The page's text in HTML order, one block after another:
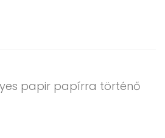
papir papírra történő